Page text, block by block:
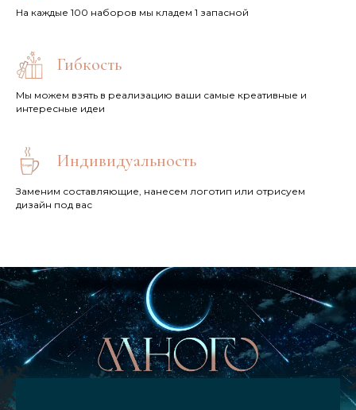
На каждые 100 наборов мы кладем 1 запасной
Гибкость
Мы можем взять в реализацию ваши самые креативные и
интересные идеи
Индивидуальность
Заменим составляющие, нанесем логотип или отрисуем
дизайн под вас